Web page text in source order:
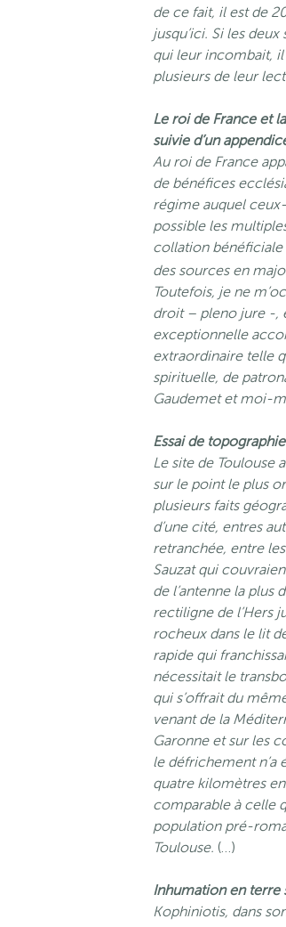
de ce fait, il est de
jusqu’ici. Si les
qui leur incombait,
plusieurs de leur
Le roi de France et
suivie d’un
Au roi de France
de bénéfices
régime auquel
possible les
collation bénéficiale
des sources en
Toutefois, je ne
droit – pleno jure -,
exceptionnelle
extraordinaire telle
spirituelle, de
Gaudemet et moi-
Essai de
Le site de Toulouse
sur le point le plus
plusieurs faits
d’une cité, entres
retranchée, entre
Sauzat qui
de l’antenne la plus
rectiligne de l’Hers
rocheux dans le lit
rapide qui
nécessitait le
qui s’offrait du
venant de la
Garonne et sur les
le défrichement n’a
quatre kilomètres
comparable à celle
population pré-
Toulouse. (…)
Inhumation en terre
Kophiniotis, dans